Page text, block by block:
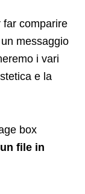
far comparire
messaggio
i vari
e la
box
file in